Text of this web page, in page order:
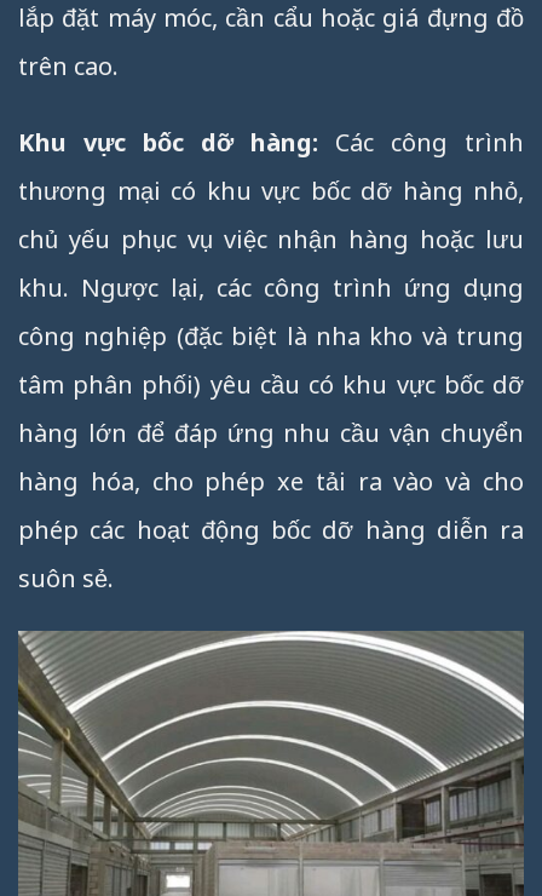
lắp đặt máy móc, cần cẩu hoặc giá đựng đồ
trên cao.
Khu vực bốc dỡ hàng: Các công trình
thương mại có khu vực bốc dỡ hàng nhỏ,
chủ yếu phục vụ việc nhận hàng hoặc lưu
khu. Ngược lại, các công trình ứng dụng
công nghiệp (đặc biệt là nha kho và trung
tâm phân phối) yêu cầu có khu vực bốc dỡ
hàng lớn để đáp ứng nhu cầu vận chuyển
hàng hóa, cho phép xe tải ra vào và cho
phép các hoạt động bốc dỡ hàng diễn ra
suôn sẻ.